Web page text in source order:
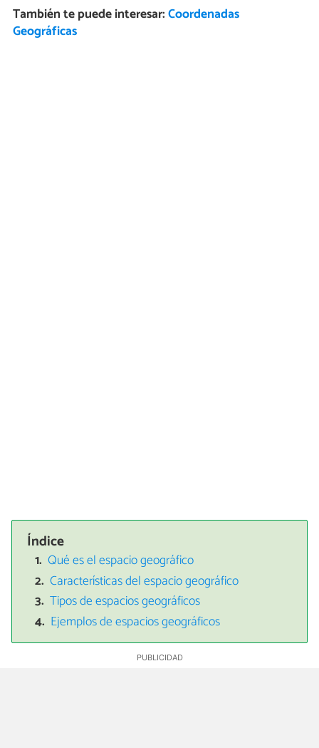
También te puede interesar:Coordenadas
Geográficas
Índice
Qué es el espacio geográfico
Características del espacio geográfico
Tipos de espacios geográficos
Ejemplos de espacios geográficos